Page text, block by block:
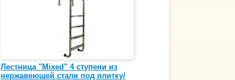
Лестница "Mixed" 4 ступени из
нержавеющей стали под плитку/